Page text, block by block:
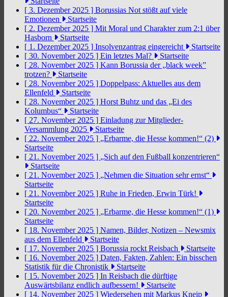
[ 3. Dezember 2025 ] Borussias Not stößt auf viele
Emotionen
Startseite
[ 2. Dezember 2025 ] Mit Moral und Charakter zum 2:1 über
Hasborn
Startseite
[ 1. Dezember 2025 ] Insolvenzantrag eingereicht
Startseite
[ 30. November 2025 ] Ein letztes Mal?
Startseite
[ 28. November 2025 ] Kann Borussia der „black week”
trotzen?
Startseite
[ 28. November 2025 ] Doppelpass: Aktuelles aus dem
Ellenfeld
Startseite
[ 28. November 2025 ] Horst Buhtz und das „Ei des
Kolumbus“
Startseite
[ 27. November 2025 ] Einladung zur Mitglieder-
Versammlung 2025
Startseite
[ 22. November 2025 ] „Erbarme, die Hesse kommen!“ (2)
Startseite
[ 21. November 2025 ] „Sich auf den Fußball konzentrieren“
Startseite
[ 21. November 2025 ] „Nehmen die Situation sehr ernst“
Startseite
[ 21. November 2025 ] Ruhe in Frieden, Erwin Türk!
Startseite
[ 20. November 2025 ] „Erbarme, die Hesse kommen!“ (1)
Startseite
[ 18. November 2025 ] Namen, Bilder, Notizen – Newsmix
aus dem Ellenfeld
Startseite
[ 17. November 2025 ] Borussia rockt Reisbach
Startseite
[ 16. November 2025 ] Daten, Fakten, Zahlen: Ein bisschen
Statistik für die Chronistik
Startseite
[ 15. November 2025 ] In Reisbach die dürftige
Auswärtsbilanz endlich aufbessern!
Startseite
[ 14. November 2025 ] Wiedersehen mit Markus Kneip